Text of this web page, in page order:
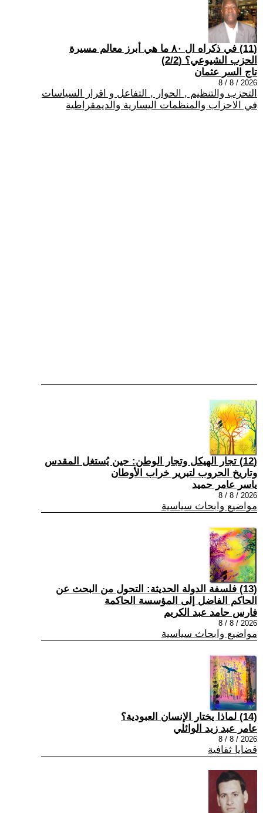
(11) في ذكراه ال ٨٠ ما هي أبرز معالم مسيرة
الحزب الشيوعي؟ (2/2)
تاج السر عثمان
2026 / 8 / 8
التحزب والتنظيم , الحوار , التفاعل و اقرار السياسات
في الاحزاب والمنظمات اليسارية والديمقراطية
(12) تجار الهيكل وتجار الوطن: حين يُستغل المقدس
وتاريخ الحروب لتبرير خراب الأوطان
ياسر عامر حميد
2026 / 8 / 8
مواضيع وابحاث سياسية
(13) فلسفة الدولة الحديثة: التحول من البحث عن
الحاكم الفاضل إلى المؤسسة الحاكمة
فارس حامد عبد الكريم
2026 / 8 / 8
مواضيع وابحاث سياسية
(14) لماذا يختار الإنسان العبودية؟
عامر عبد زيد الوائلي
2026 / 8 / 8
قضايا ثقافية